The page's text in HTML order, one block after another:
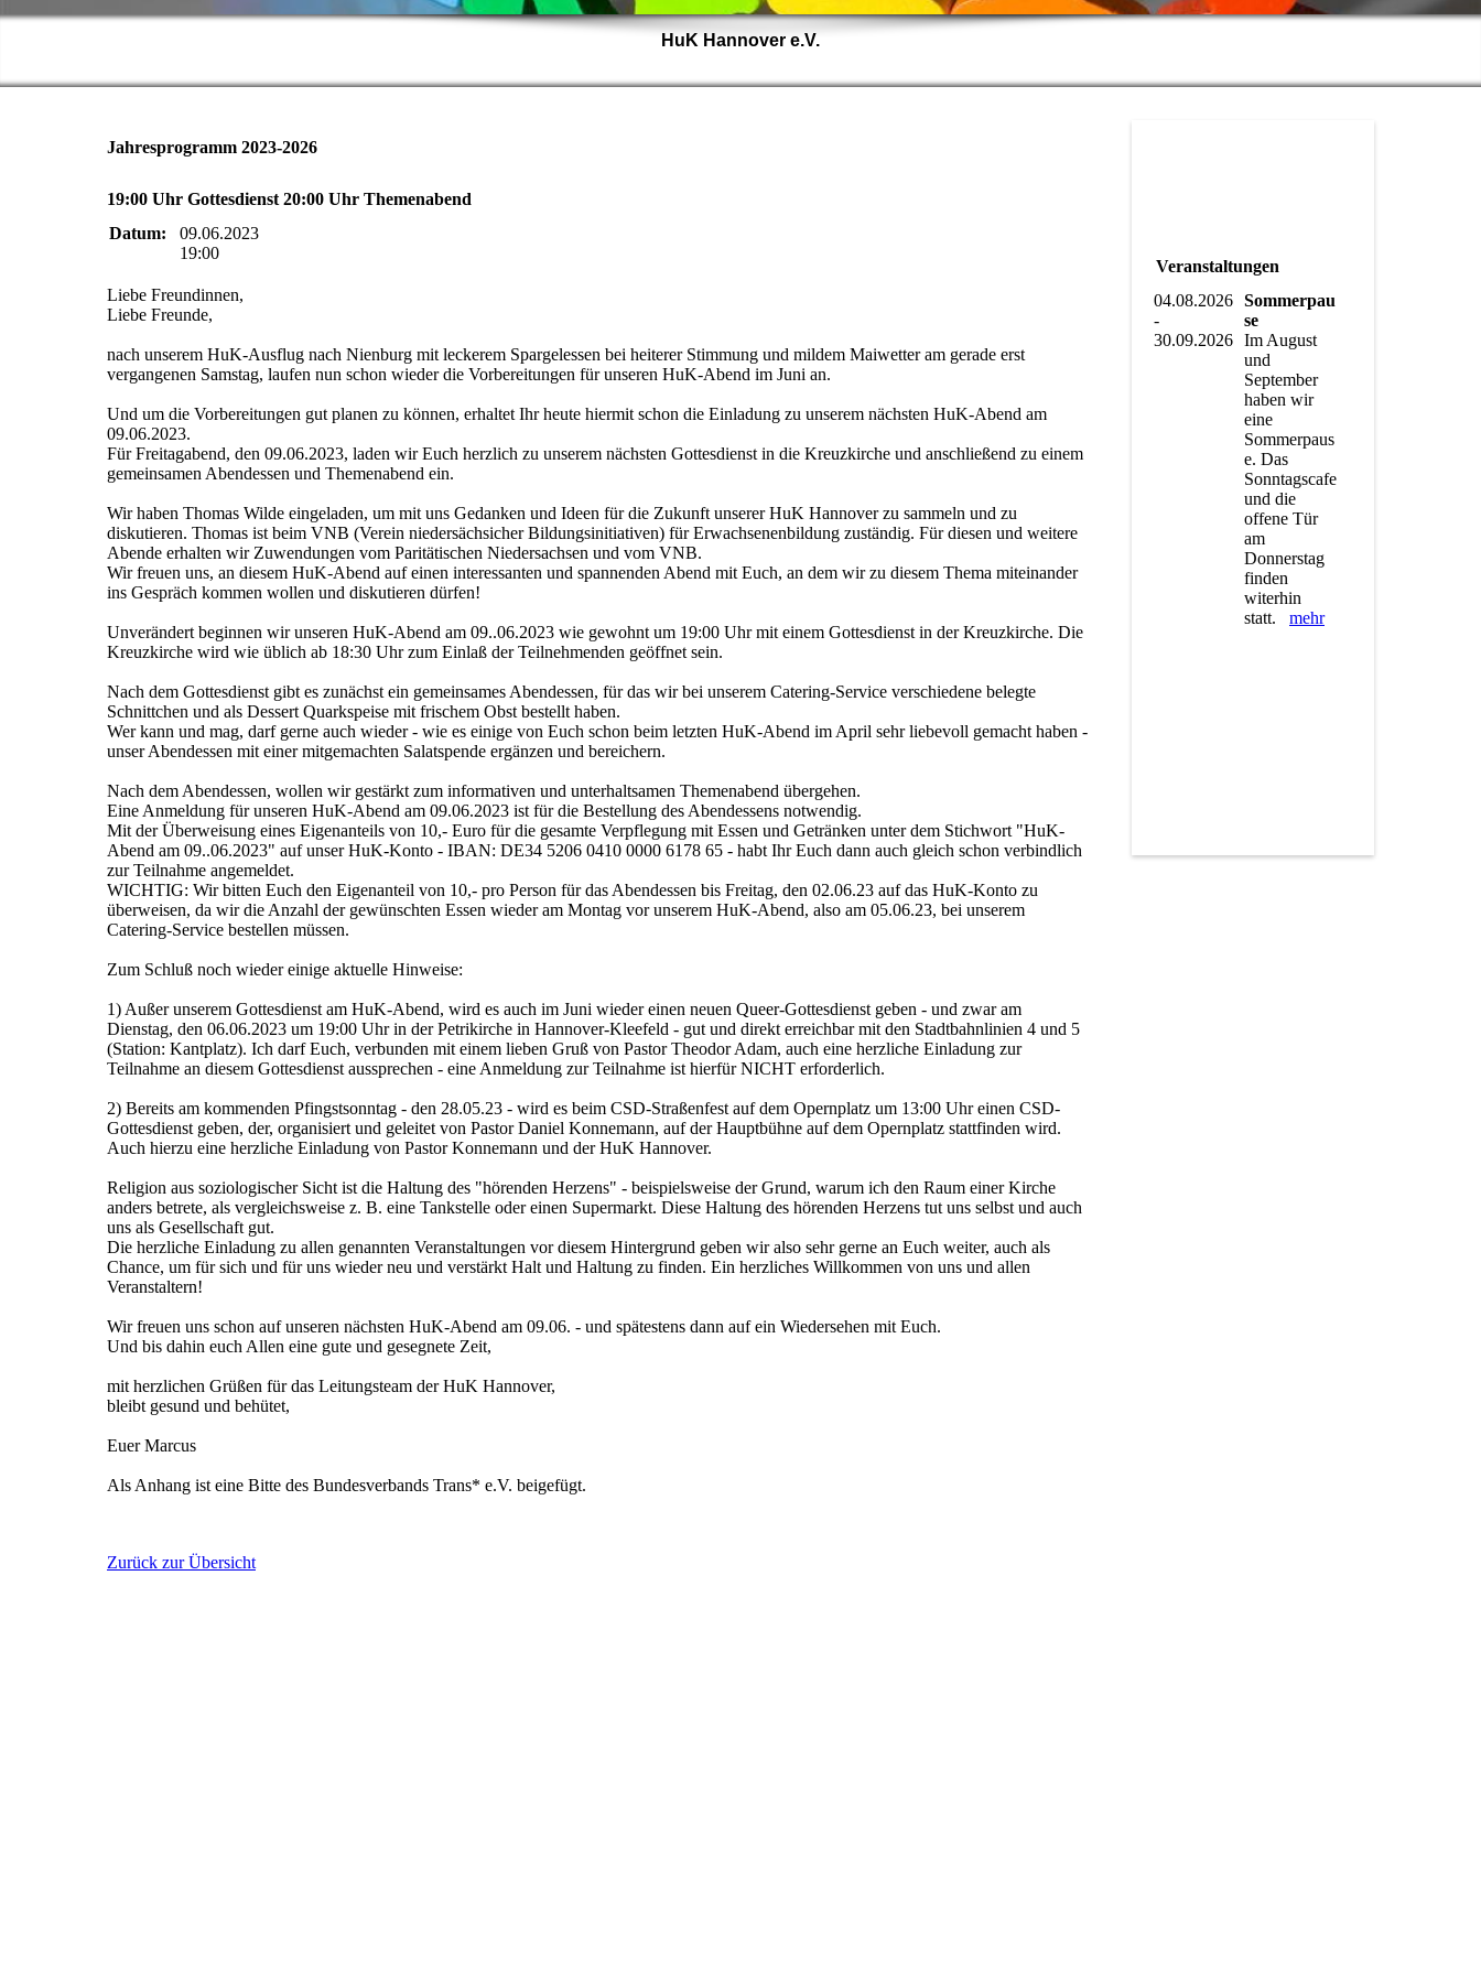
HuK Hannover e.V.
Jahresprogramm 2023-2026
19:00 Uhr Gottesdienst 20:00 Uhr Themenabend
Datum:
09.06.2023
19:00
Liebe Freundinnen,
Liebe Freunde,
nach unserem HuK-Ausflug nach Nienburg mit leckerem Spargelessen bei heiterer Stimmung und mildem Maiwetter am gerade erst
vergangenen Samstag, laufen nun schon wieder die Vorbereitungen für unseren HuK-Abend im Juni an.
Und um die Vorbereitungen gut planen zu können, erhaltet Ihr heute hiermit schon die Einladung zu unserem nächsten HuK-Abend am
09.06.2023.
Für Freitagabend, den 09.06.2023, laden wir Euch herzlich zu unserem nächsten Gottesdienst in die Kreuzkirche und anschließend zu einem
gemeinsamen Abendessen und Themenabend ein.
Wir haben Thomas Wilde eingeladen, um mit uns Gedanken und Ideen für die Zukunft unserer HuK Hannover zu sammeln und zu
diskutieren. Thomas ist beim VNB (Verein niedersächsicher Bildungsinitiativen) für Erwachsenenbildung zuständig. Für diesen und weitere
Abende erhalten wir Zuwendungen vom Paritätischen Niedersachsen und vom VNB.
Wir freuen uns, an diesem HuK-Abend auf einen interessanten und spannenden Abend mit Euch, an dem wir zu diesem Thema miteinander
ins Gespräch kommen wollen und diskutieren dürfen!
Unverändert beginnen wir unseren HuK-Abend am 09..06.2023 wie gewohnt um 19:00 Uhr mit einem Gottesdienst in der Kreuzkirche. Die
Kreuzkirche wird wie üblich ab 18:30 Uhr zum Einlaß der Teilnehmenden geöffnet sein.
Nach dem Gottesdienst gibt es zunächst ein gemeinsames Abendessen, für das wir bei unserem Catering-Service verschiedene belegte
Schnittchen und als Dessert Quarkspeise mit frischem Obst bestellt haben.
Wer kann und mag, darf gerne auch wieder - wie es einige von Euch schon beim letzten HuK-Abend im April sehr liebevoll gemacht haben -
unser Abendessen mit einer mitgemachten Salatspende ergänzen und bereichern.
Nach dem Abendessen, wollen wir gestärkt zum informativen und unterhaltsamen Themenabend übergehen.
Eine Anmeldung für unseren HuK-Abend am 09.06.2023 ist für die Bestellung des Abendessens notwendig.
Mit der Überweisung eines Eigenanteils von 10,- Euro für die gesamte Verpflegung mit Essen und Getränken unter dem Stichwort "HuK-
Abend am 09..06.2023" auf unser HuK-Konto - IBAN: DE34 5206 0410 0000 6178 65 - habt Ihr Euch dann auch gleich schon verbindlich
zur Teilnahme angemeldet.
WICHTIG: Wir bitten Euch den Eigenanteil von 10,- pro Person für das Abendessen bis Freitag, den 02.06.23 auf das HuK-Konto zu
überweisen, da wir die Anzahl der gewünschten Essen wieder am Montag vor unserem HuK-Abend, also am 05.06.23, bei unserem
Catering-Service bestellen müssen.
Zum Schluß noch wieder einige aktuelle Hinweise:
1) Außer unserem Gottesdienst am HuK-Abend, wird es auch im Juni wieder einen neuen Queer-Gottesdienst geben - und zwar am
Dienstag, den 06.06.2023 um 19:00 Uhr in der Petrikirche in Hannover-Kleefeld - gut und direkt erreichbar mit den Stadtbahnlinien 4 und 5
(Station: Kantplatz). Ich darf Euch, verbunden mit einem lieben Gruß von Pastor Theodor Adam, auch eine herzliche Einladung zur
Teilnahme an diesem Gottesdienst aussprechen - eine Anmeldung zur Teilnahme ist hierfür NICHT erforderlich.
2) Bereits am kommenden Pfingstsonntag - den 28.05.23 - wird es beim CSD-Straßenfest auf dem Opernplatz um 13:00 Uhr einen CSD-
Gottesdienst geben, der, organisiert und geleitet von Pastor Daniel Konnemann, auf der Hauptbühne auf dem Opernplatz stattfinden wird.
Auch hierzu eine herzliche Einladung von Pastor Konnemann und der HuK Hannover.
Religion aus soziologischer Sicht ist die Haltung des "hörenden Herzens" - beispielsweise der Grund, warum ich den Raum einer Kirche
anders betrete, als vergleichsweise z. B. eine Tankstelle oder einen Supermarkt. Diese Haltung des hörenden Herzens tut uns selbst und auch
uns als Gesellschaft gut.
Die herzliche Einladung zu allen genannten Veranstaltungen vor diesem Hintergrund geben wir also sehr gerne an Euch weiter, auch als
Chance, um für sich und für uns wieder neu und verstärkt Halt und Haltung zu finden. Ein herzliches Willkommen von uns und allen
Veranstaltern!
Wir freuen uns schon auf unseren nächsten HuK-Abend am 09.06. - und spätestens dann auf ein Wiedersehen mit Euch.
Und bis dahin euch Allen eine gute und gesegnete Zeit,
mit herzlichen Grüßen für das Leitungsteam der HuK Hannover,
bleibt gesund und behütet,
Euer Marcus
Als Anhang ist eine Bitte des Bundesverbands Trans* e.V. beigefügt.
Zurück zur Übersicht
Veranstaltungen
04.08.2026
-
30.09.2026
Sommerpau
se
Im August
und
September
haben wir
eine
Sommerpaus
e. Das
Sonntagscafe
und die
offene Tür
am
Donnerstag
finden
witerhin
statt. mehr